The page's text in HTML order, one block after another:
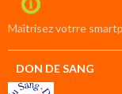
compte
Maîtrisez votrre
DON DE SANG